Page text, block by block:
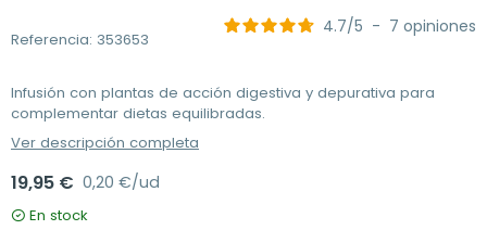
Referencia: 353653
4.7/5 - 7 opiniones
Infusión con plantas de acción digestiva y depurativa para
complementar dietas equilibradas.
Ver descripción completa
19,95 € 0,20 €/ud
En stock